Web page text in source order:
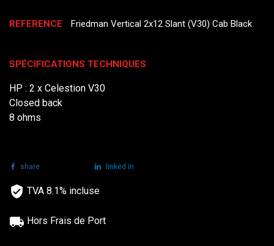
REFERENCE Friedman Vertical 2x12 Slant (V30) Cab Black
SPÉCIFICATIONS TECHNIQUES
HP : 2 x Celestion V30
Closed back
8 ohms
share linked in
TVA 8.1% incluse
Hors Frais de Port